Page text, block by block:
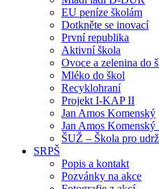
EU peníze školám
Dotkněte se inovací
První republika
Aktivní škola
Ovoce a zelenina do
Mléko do škol
Recyklohraní
Projekt I-KAP II
Jan Amos Komenský
Jan Amos Komenský
ŠUŽ – Škola pro
SRPŠ
Popis a kontakt
Pozvánky na akce